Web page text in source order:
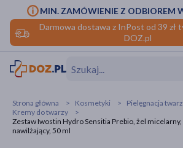
Darmowa dostawa z InPost od 39 zł
DOZ.pl
MIN. ZAMÓWIENIE Z ODBIOREM
Strona główna Kosmetyki
Pielęgnacja
Kremy do twarzy
Zestaw Iwostin Hydro Sensitia Prebio, żel
nawilżający, 50 ml